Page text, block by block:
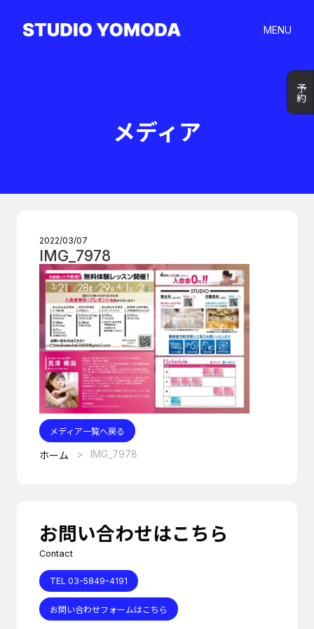
MENU
予約
予約
メディア
2022/03/07
IMG_7978
メディア一覧へ戻る
ホーム IMG_7978
お問い合わせはこちら
Contact
TEL 03-5849-4191
お問い合わせフォームはこちら